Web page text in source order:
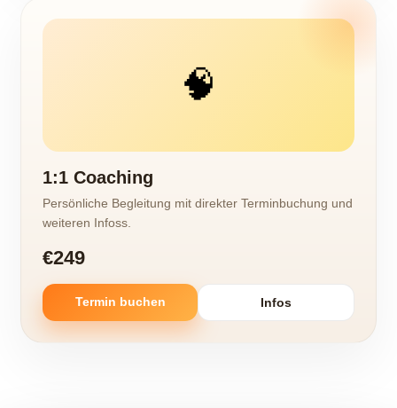
🧠
1:1 Coaching
Persönliche Begleitung mit direkter Terminbuchung und
weiteren Infoss.
€249
Termin buchen Infos